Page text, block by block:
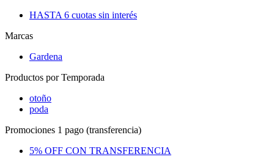
HASTA 6 cuotas sin interés
Marcas
Gardena
Productos por Temporada
otoño
poda
Promociones 1 pago (transferencia)
5% OFF CON TRANSFERENCIA